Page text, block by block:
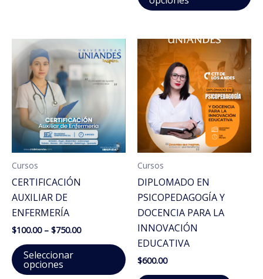
se
la
Cursos
CERTIFICACIÓN
AUXILIAR DE
ENFERMERÍA
$100.00 – $750.00Price
Seleccionar
opciones
Este
producto
Cursos
DIPLOMADO EN
PSICOPEDAGOGÍA Y
DOCENCIA PARA LA
INNOVACIÓN
EDUCATIVA
$600.00